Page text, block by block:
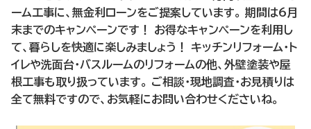
ーム工事に、無金利ローンをご提案しています。 期間は6月
末までのキャンペーンです！ お得なキャンペーンを利用し
て、暮らしを快適に楽しみましょう！ キッチンリフォーム・ト
イレや洗面台・バスルームのリフォームの他、外壁塗装や屋
根工事も取り扱っています。 ご相談・現地調査・お見積りは
全て無料ですので、お気軽にお問い合わせくださいね。